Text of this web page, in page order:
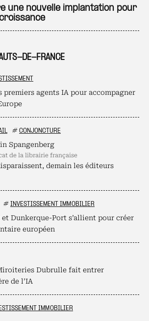
DE-FRANCE
premiers agents IA pour accompagner
# CONJONCTURE
Spangenberg
de la librairie française
demain les éditeurs
# INVESTISSEMENT IMMOBILIER
et Dunkerque-Port s’allient pour créer
européen
Dubrulle fait entrer
de l’IA
IMMOBILIER
une nouvelle implantation pour